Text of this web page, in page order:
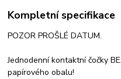
Kompletní specifikace
POZOR PROŠLÉ DATUM.
Jednodenní kontaktní čočky
papírového obalu!